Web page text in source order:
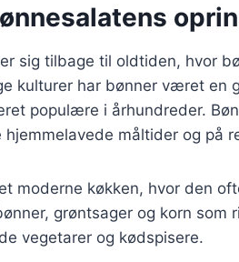
sig tilbage til oldtiden, hvor
kulturer har bønner været en
populære i århundreder.
måltider og på
moderne køkken, hvor den
grøntsager og korn som
vegetarer og kødspisere.